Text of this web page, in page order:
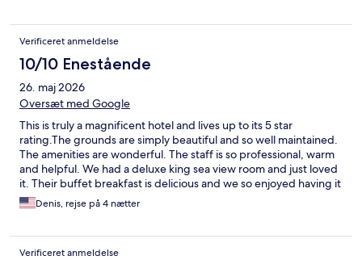
Verificeret anmeldelse
10/10 Enestående
26. maj 2026
Oversæt med Google
This is truly a magnificent hotel and lives up to its 5 star
rating.The grounds are simply beautiful and so well maintained.
The amenities are wonderful. The staff is so professional, warm
and helpful. We had a deluxe king sea view room and just loved
it. Their buffet breakfast is delicious and we so enjoyed having it
on their lovely terrace overlooking the pool, gardens and
sea.We also love the location of this hotel. We were able to walk
highly recommend this hotel!!
Denis, rejse på 4 nætter
Verificeret anmeldelse